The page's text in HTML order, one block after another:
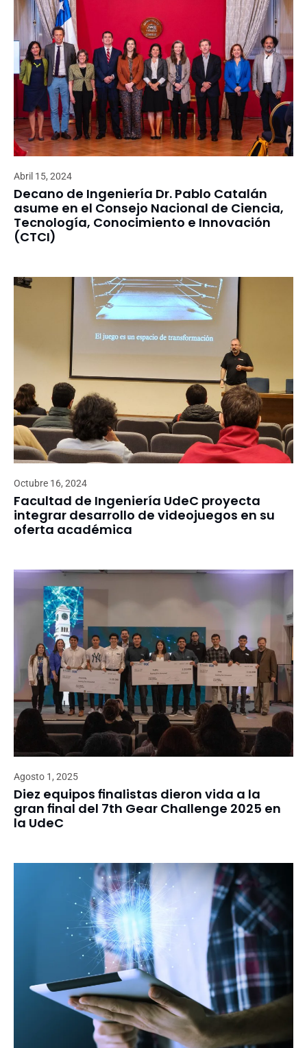
Abril 15, 2024
Decano de Ingeniería Dr. Pablo Catalán
asume en el Consejo Nacional de Ciencia,
Tecnología, Conocimiento e Innovación
(CTCI)
Octubre 16, 2024
Facultad de Ingeniería UdeC proyecta
integrar desarrollo de videojuegos en su
oferta académica
Agosto 1, 2025
Diez equipos finalistas dieron vida a la
gran final del 7th Gear Challenge 2025 en
la UdeC